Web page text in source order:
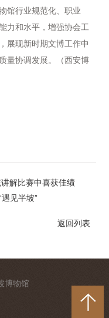
馆行业规范化、职业
力和水平，增强协会工
展现新时期文博工作中
量协调发展。（西安博
解比赛中喜获佳绩
见半坡”
返回列表
博物馆